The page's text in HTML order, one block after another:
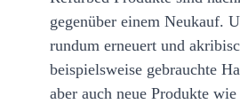
gegenüber einem Neukauf.
rundum erneuert und
beispielsweise gebrauchte
aber auch neue Produkte